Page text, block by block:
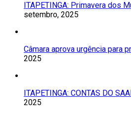
ITAPETINGA: Primavera dos
setembro, 2025
Câmara aprova urgência para
2025
ITAPETINGA: CONTAS DO
2025